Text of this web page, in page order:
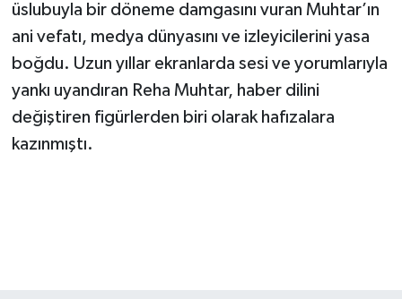
üslubuyla bir döneme damgasını vuran Muhtar’ın
ani vefatı, medya dünyasını ve izleyicilerini yasa
boğdu. Uzun yıllar ekranlarda sesi ve yorumlarıyla
yankı uyandıran Reha Muhtar, haber dilini
değiştiren figürlerden biri olarak hafızalara
kazınmıştı.